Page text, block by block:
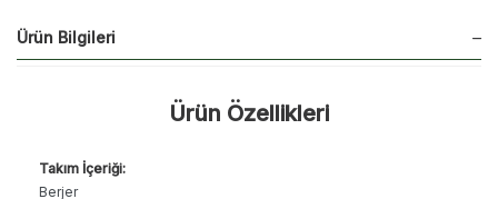
Ürün Bilgileri
Ürün Özellikleri
Takım İçeriği:
Berjer